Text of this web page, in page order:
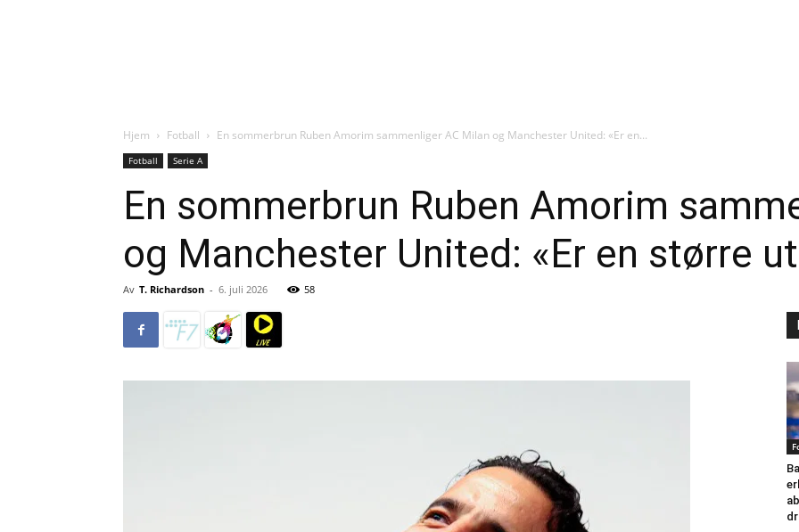
Hjem Fotball En sommerbrun Ruben Amorim sammenliger AC Milan og Manchester United: «Er en...
Fotball Serie A
En sommerbrun Ruben Amorim
og Manchester United: «Er en større
Av T. Richardson - 6. juli 2026 58